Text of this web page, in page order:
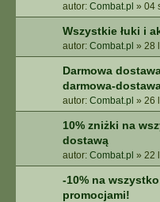
autor: Combat.pl » 04
Wszystkie łuki i
autor: Combat.pl » 28
Darmowa
darmowa-
autor: Combat.pl » 26
10% zniżki na
dostawą
autor: Combat.pl » 22
-10% na
promocjami!